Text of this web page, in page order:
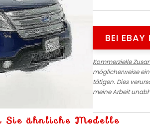
BEI EBAY
Kommerzielle
möglicherweise
tätigen. Dies
meine Arbeit
Sie ähnliche Modelle